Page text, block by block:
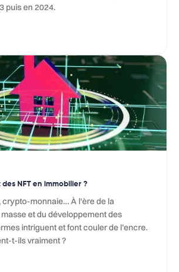
puis en 2024.
NFT en immobilier ?
crypto-monnaie… À l'ère de la
et du développement des
intriguent et font couler de l’encre.
t-ils vraiment ?